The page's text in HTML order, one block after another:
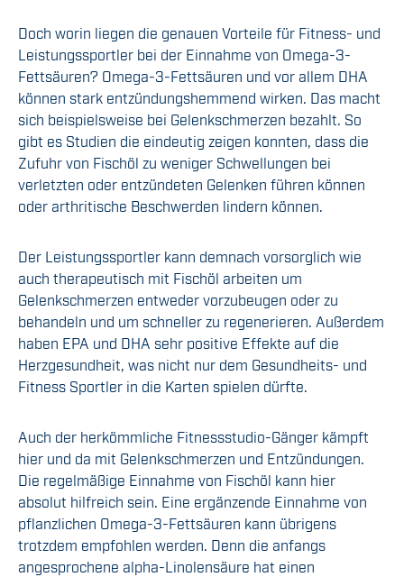
Doch worin liegen die genauen Vorteile für Fitness- und
Leistungssportler bei der Einnahme von Omega-3-
Fettsäuren? Omega-3-Fettsäuren und vor allem DHA
können stark entzündungshemmend wirken. Das macht
sich beispielsweise bei Gelenkschmerzen bezahlt. So
gibt es Studien die eindeutig zeigen konnten, dass die
Zufuhr von Fischöl zu weniger Schwellungen bei
verletzten oder entzündeten Gelenken führen können
oder arthritische Beschwerden lindern können.
Der Leistungssportler kann demnach vorsorglich wie
auch therapeutisch mit Fischöl arbeiten um
Gelenkschmerzen entweder vorzubeugen oder zu
behandeln und um schneller zu regenerieren. Außerdem
haben EPA und DHA sehr positive Effekte auf die
Herzgesundheit, was nicht nur dem Gesundheits- und
Fitness Sportler in die Karten spielen dürfte.
Auch der herkömmliche Fitnessstudio-Gänger kämpft
hier und da mit Gelenkschmerzen und Entzündungen.
Die regelmäßige Einnahme von Fischöl kann hier
absolut hilfreich sein. Eine ergänzende Einnahme von
pflanzlichen Omega-3-Fettsäuren kann übrigens
trotzdem empfohlen werden. Denn die anfangs
angesprochene alpha-Linolensäure hat einen